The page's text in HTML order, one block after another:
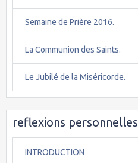
Semaine de Prière 2016.
La Communion des Saints.
Le Jubilé de la Miséricorde.
reflexions personnelles
INTRODUCTION